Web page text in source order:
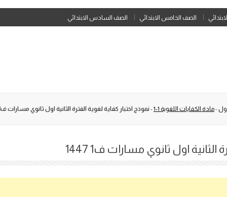
Skip
to
الصف الخامس الابتدائي الصف السادس الابتدائي
-مادة الكفايات اللغوية 1-1 -نموذج اختبار كفاية لغوية الفترة الثانية اول ثانوي مسارات ف1 1447
اول ثانوي مسارات ف1 1447